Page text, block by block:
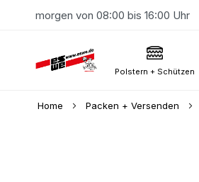
morgen von 08:00 bis 16:00 Uhr
Polstern + Schützen
Home Packen + Versenden